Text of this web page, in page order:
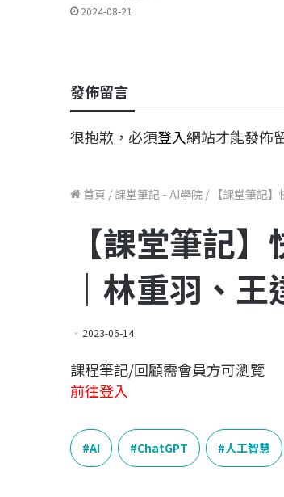
2024-08-21
發佈留言
很抱歉，必須登入網站才能發佈